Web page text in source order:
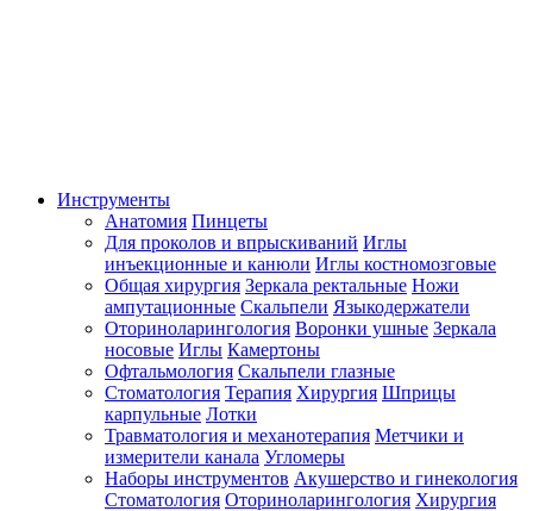
Инструменты
Анатомия Пинцеты
Для проколов и впрыскиваний Иглы
инъекционные и канюли Иглы костномозговые
Общая хирургия Зеркала ректальные Ножи
ампутационные Скальпели Языкодержатели
Оториноларингология Воронки ушные Зеркала
носовые Иглы Камертоны
Офтальмология Скальпели глазные
Стоматология Терапия Хирургия Шприцы
карпульные Лотки
Травматология и механотерапия Метчики и
измерители канала Угломеры
Наборы инструментов Акушерство и гинекология
Стоматология Оториноларингология Хирургия